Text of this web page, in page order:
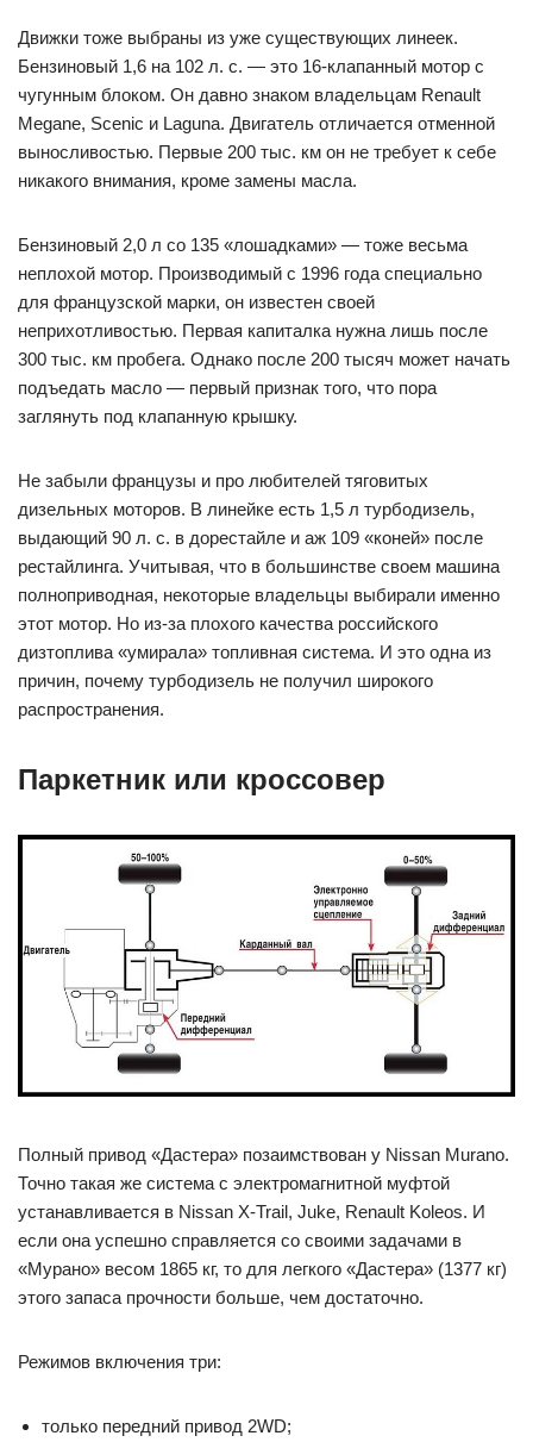
Движки тоже выбраны из уже существующих линеек.
Бензиновый 1,6 на 102 л. с. — это 16-клапанный мотор с
чугунным блоком. Он давно знаком владельцам Renault
Megane, Scenic и Laguna. Двигатель отличается отменной
выносливостью. Первые 200 тыс. км он не требует к себе
никакого внимания, кроме замены масла.
Бензиновый 2,0 л со 135 «лошадками» — тоже весьма
неплохой мотор. Производимый с 1996 года специально
для французской марки, он известен своей
неприхотливостью. Первая капиталка нужна лишь после
300 тыс. км пробега. Однако после 200 тысяч может начать
подъедать масло — первый признак того, что пора
заглянуть под клапанную крышку.
Не забыли французы и про любителей тяговитых
дизельных моторов. В линейке есть 1,5 л турбодизель,
выдающий 90 л. с. в дорестайле и аж 109 «коней» после
рестайлинга. Учитывая, что в большинстве своем машина
полноприводная, некоторые владельцы выбирали именно
этот мотор. Но из-за плохого качества российского
дизтоплива «умирала» топливная система. И это одна из
причин, почему турбодизель не получил широкого
распространения.
Паркетник или кроссовер
Полный привод «Дастера» позаимствован у Nissan Murano.
Точно такая же система с электромагнитной муфтой
устанавливается в Nissan X-Trail, Juke, Renault Koleos. И
если она успешно справляется со своими задачами в
«Мурано» весом 1865 кг, то для легкого «Дастера» (1377 кг)
этого запаса прочности больше, чем достаточно.
Режимов включения три:
только передний привод 2WD;